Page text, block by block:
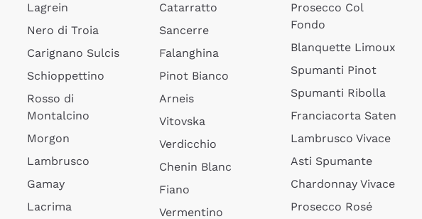
Lagrein
Nero di Troia
Carignano Sulcis
Schioppettino
Rosso di
Montalcino
Morgon
Lambrusco
Gamay
Lacrima
Catarratto
Sancerre
Falanghina
Pinot Bianco
Arneis
Vitovska
Verdicchio
Chenin Blanc
Fiano
Vermentino
Prosecco Col
Fondo
Blanquette Limoux
Spumanti Pinot
Spumanti Ribolla
Franciacorta Saten
Lambrusco Vivace
Asti Spumante
Chardonnay Vivace
Prosecco Rosé